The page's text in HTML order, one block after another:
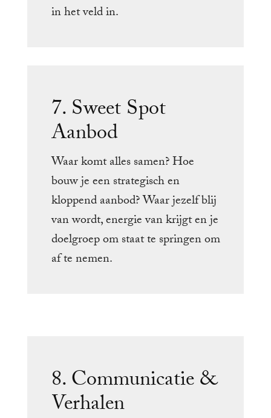
in het veld in.
7. Sweet Spot
Aanbod
Waar komt alles samen? Hoe
bouw je een strategisch en
kloppend aanbod? Waar jezelf blij
van wordt, energie van krijgt en je
doelgroep om staat te springen om
af te nemen.
8. Communicatie &
Verhalen